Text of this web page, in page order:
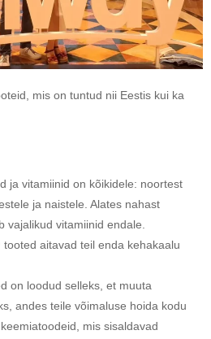
mis on tuntud nii Eestis kui ka
ja vitamiinid on kõikidele: noortest
ja naistele. Alates nahast
vajalikud vitamiinid endale.
aitavad teil enda kehakaalu
on loodud selleks, et muuta
andes teile võimaluse hoida kodu
mis sisaldavad